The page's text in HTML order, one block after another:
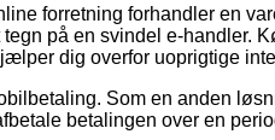
forretning forhandler en
på en svindel e-handler.
dig overfor uoprigtige
Som en anden
betalingen over en